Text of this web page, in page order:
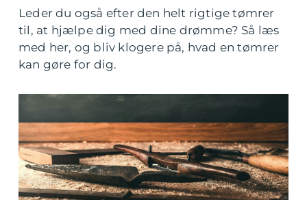
Leder du også efter den helt rigtige tømrer
til, at hjælpe dig med dine drømme? Så læs
med her, og bliv klogere på, hvad en tømrer
kan gøre for dig.